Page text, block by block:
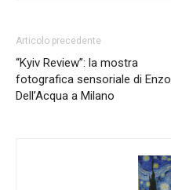
Articolo precedente
“Kyiv Review”: la mostra
fotografica sensoriale di Enzo
Dell’Acqua a Milano